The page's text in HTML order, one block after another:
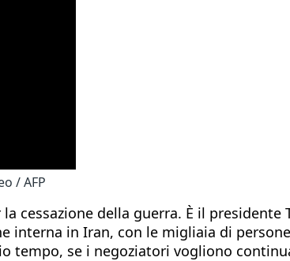
/ AFP
cessazione della guerra. È il
interna in Iran, con le migliaia di
tempo, se i negoziatori vogliono